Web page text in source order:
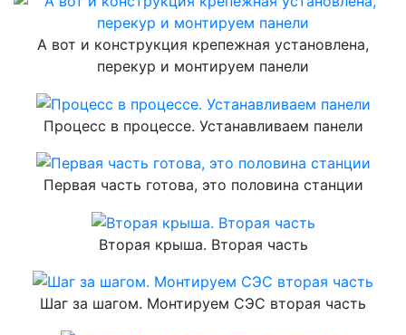
А вот и конструкция крепежная установлена,
перекур и монтируем панели
Процесс в процессе. Устанавливаем панели
Первая часть готова, это половина станции
Вторая крыша. Вторая часть
Шаг за шагом. Монтируем СЭС вторая часть